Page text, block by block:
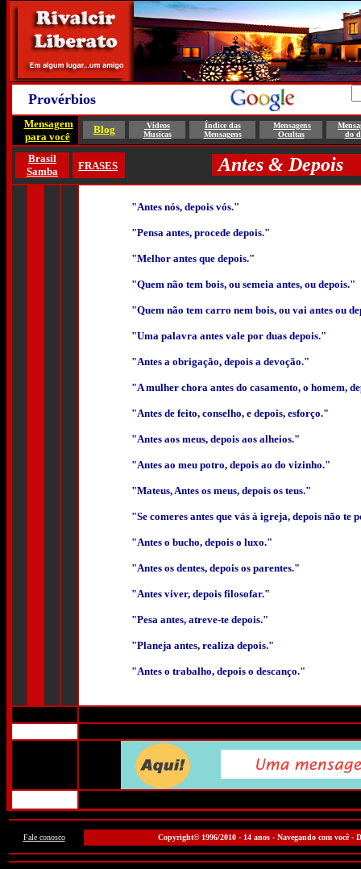
Provérbios
Mensagem
para você
Blog
Vídeos
Musicas
Índice das
Mensagens
Mensagens
Ocultas
do
Brasil
Samba
FRASES Antes & Depois
"Antes nós, depois vós."
"Pensa antes, procede depois."
"Melhor antes que depois."
"Quem não tem bois, ou semeia antes, ou depois."
"Quem não tem carro nem bois, ou vai antes ou
"Uma palavra antes vale por duas depois."
"Antes a obrigação, depois a devoção."
"A mulher chora antes do casamento, o homem,
"Antes de feito, conselho, e depois, esforço."
"Antes aos meus, depois aos alheios."
"Antes ao meu potro, depois ao do vizinho."
"Mateus, Antes os meus, depois os teus."
"Se comeres antes que vás à igreja, depois não te
"Antes o bucho, depois o luxo."
"Antes os dentes, depois os parentes."
"Antes viver, depois filosofar."
"Pesa antes, atreve-te depois."
"Planeja antes, realiza depois."
"Antes o trabalho, depois o descanço."
Fale conosco Copyright© 1996/2010 - 14 anos - Navegando com você -